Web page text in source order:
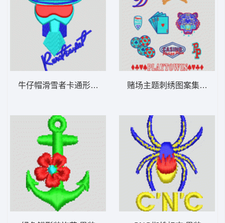
牛仔帽滑雪者卡通形象 男装 赌场主题刺绣图案集合 男装